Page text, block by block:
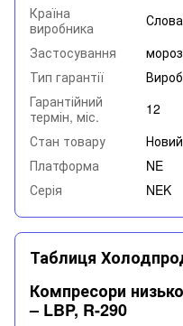
Країна
виробника
Застосування
Тип гарантії
Гарантійний
термін, міс.
12
Стан товару
Новий
Платформа
NE
Серія
NEK
Таблиця
Компресори
– LBP, R-290